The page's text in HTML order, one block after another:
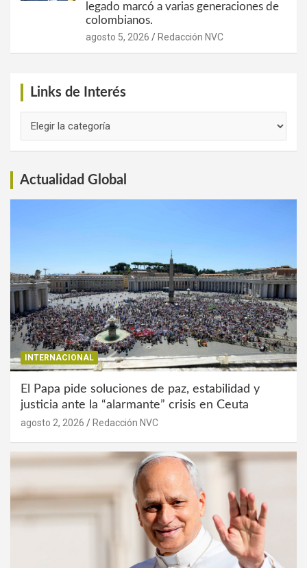
legado marcó a varias generaciones de
colombianos.
agosto 5, 2026 Redacción NVC
Links de Interés
Actualidad Global
INTERNACIONAL
El Papa pide soluciones de paz, estabilidad y
justicia ante la “alarmante” crisis en Ceuta
agosto 2, 2026 Redacción NVC